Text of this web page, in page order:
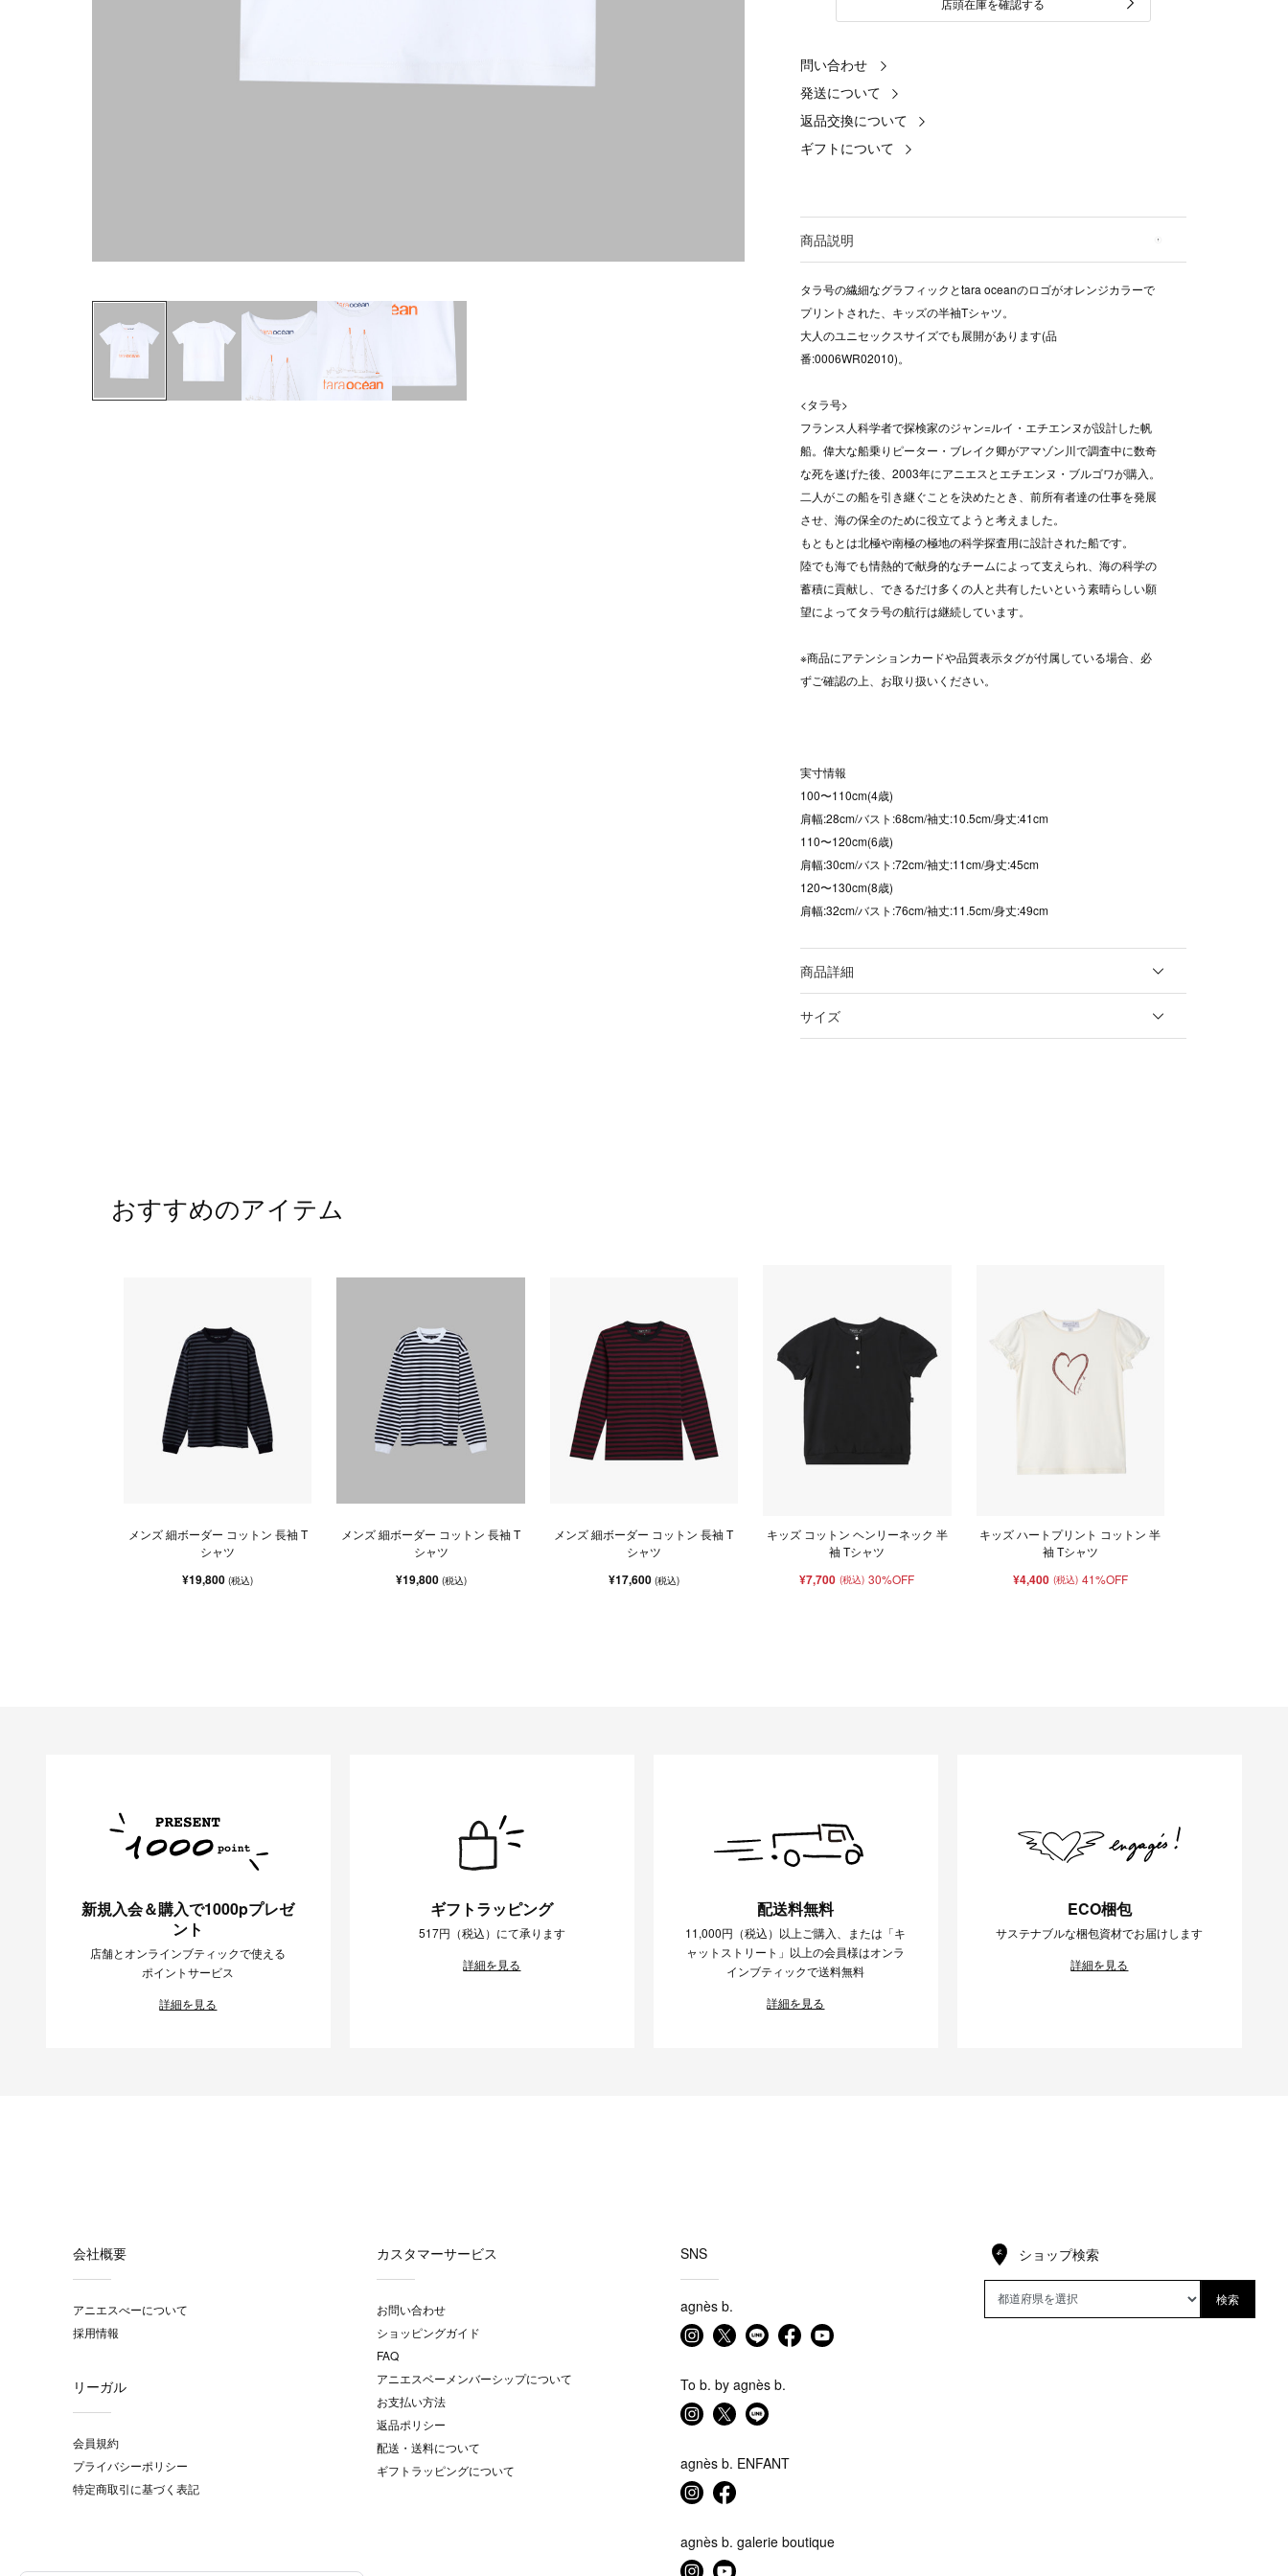
店頭在庫を確認する
問い合わせ
発送について
返品交換について
ギフトについて
商品説明
タラ号の繊細なグラフィックとtara oceanのロゴがオレンジカラーで
プリントされた、キッズの半袖Tシャツ。
大人のユニセックスサイズでも展開があります(品
番:0006WR02010)。
<タラ号>
フランス人科学者で探検家のジャン=ルイ・エチエンヌが設計した帆
船。偉大な船乗りピーター・ブレイク卿がアマゾン川で調査中に数奇
な死を遂げた後、2003年にアニエスとエチエンヌ・ブルゴワが購入。
二人がこの船を引き継ぐことを決めたとき、前所有者達の仕事を発展
させ、海の保全のために役立てようと考えました。
もともとは北極や南極の極地の科学探査用に設計された船です。
陸でも海でも情熱的で献身的なチームによって支えられ、海の科学の
蓄積に貢献し、できるだけ多くの人と共有したいという素晴らしい願
望によってタラ号の航行は継続しています。
※商品にアテンションカードや品質表示タグが付属している場合、必
ずご確認の上、お取り扱いください。
実寸情報
100〜110cm(4歳)
肩幅:28cm/バスト:68cm/袖丈:10.5cm/身丈:41cm
110〜120cm(6歳)
肩幅:30cm/バスト:72cm/袖丈:11cm/身丈:45cm
120〜130cm(8歳)
肩幅:32cm/バスト:76cm/袖丈:11.5cm/身丈:49cm
商品詳細
サイズ
おすすめのアイテム
メンズ 細ボーダー コットン 長袖 T
シャツ
¥19,800(税込)
メンズ 細ボーダー コットン 長袖 T
シャツ
¥19,800 (税込)
メンズ 細ボーダー コットン 長袖 T
シャツ
¥17,600 (税込)
キッズ コットン ヘンリーネック 半
袖 Tシャツ
¥7,700 (税込) 30%OFF
キッズ ハートプリント コットン 半
袖 Tシャツ
¥4,400 (税込) 41%OFF
新規入会＆購入で1000pプレゼ
ント
店舗とオンラインブティックで使える
ポイントサービス
詳細を見る
ギフトラッピング
517円（税込）にて承ります
詳細を見る
配送料無料
11,000円（税込）以上ご購入、または「キ
ャットストリート」以上の会員様はオンラ
インブティックで送料無料
詳細を見る
ECO梱包
サステナブルな梱包資材でお届けします
詳細を見る
会社概要
アニエスべーについて
採用情報
リーガル
会員規約
プライバシーポリシー
特定商取引に基づく表記
カスタマーサービス
お問い合わせ
ショッピングガイド
FAQ
アニエスベーメンバーシップについて
お支払い方法
返品ポリシー
配送・送料について
ギフトラッピングについて
SNS
agnès b.
To b. by agnès b.
agnès b. ENFANT
agnès b. galerie boutique
ショップ検索
検索